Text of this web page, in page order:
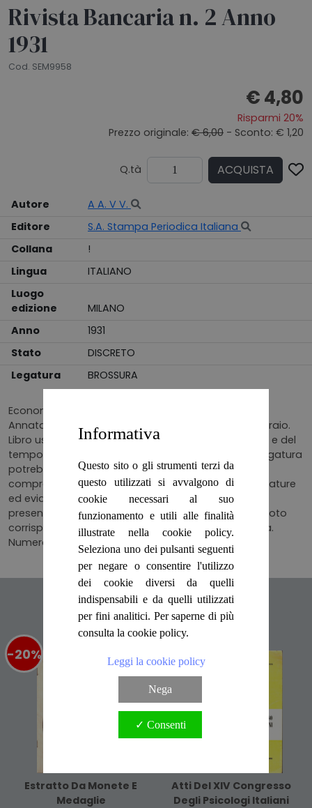
Rivista Bancaria n. 2 Anno
1931
Cod. SEM9958
€ 4,80
Risparmi 20%
Prezzo originale: € 6,00 - Sconto: € 1,20
Q.tà ACQUISTA
Autore
A A. V V.
Editore
S.A. Stampa Periodica Italiana
Collana
!
Lingua
ITALIANO
Luogo
edizione
MILANO
Anno
1931
Stato
DISCRETO
Legatura
BROSSURA
Economia-Finanza-Legislazione
Annata incompleta in un solo numero, 2 del 15 febbraio.
Libro usato che potrebbe presentare segni di usura e del
tempo. Possono esserci danni alla copertina. La rilegatura
potrebbe essere allentata, ma l'integrità non è
compromessa. Potrebbero esserci scritte, sottolineature
ed evidenziazioni al testo. Le pagine potrebbero
presentare ingiallimento e fioritura come i tagli. La foto
corrisponde al libro in vendita. Altre foto su richiesta.
Numero pagine 79 (numerate da 81 a 160).
Articoli suggeriti
-20%%
Estratto Da Monete E
Medaglie
-20%%
Atti Del XIV Congresso
Degli Psicologi Italiani
Informativa
Questo sito o gli strumenti terzi da
questo utilizzati si avvalgono di
cookie necessari al suo
funzionamento e utili alle finalità
illustrate nella cookie policy.
Seleziona uno dei pulsanti seguenti
per negare o consentire l'utilizzo
dei cookie diversi da quelli
indispensabili e da quelli utilizzati
per fini analitici. Per saperne di più
consulta la cookie policy.
Leggi la cookie policy
Nega
✓ Consenti